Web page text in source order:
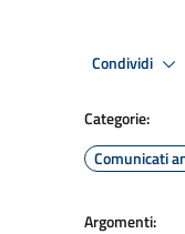
Condividi
Categorie:
Comunicati
Argomenti: